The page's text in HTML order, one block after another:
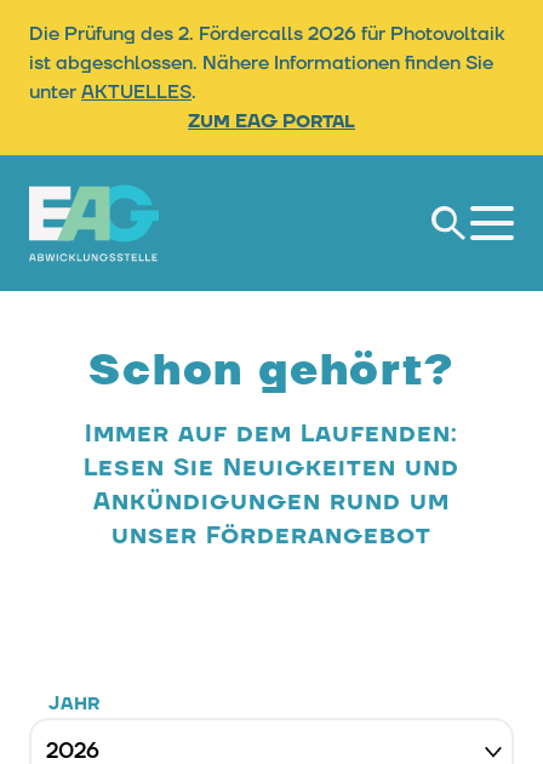
Die Prüfung des 2. Fördercalls 2026 für Photovoltaik
ist abgeschlossen. Nähere Informationen finden Sie
unter AKTUELLES.
Zum EAG Portal
Suche
Schon gehört?
Immer auf dem Laufenden:
Lesen Sie Neuigkeiten und
Ankündigungen rund um
unser Förderangebot
Jahr